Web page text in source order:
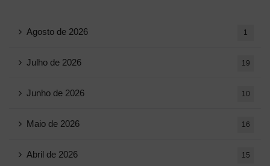
Agosto de 2026 1
Julho de 2026 19
Junho de 2026 10
Maio de 2026 16
Abril de 2026 15